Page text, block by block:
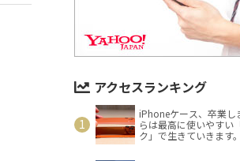
アクセスランキング
iPhoneケース、卒業し
らは最高に使いやすい
ク」で生きていきます。